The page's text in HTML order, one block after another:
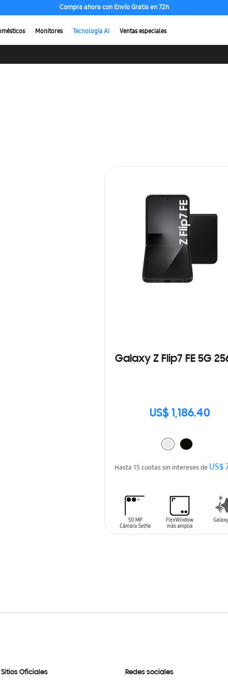
Compra ahora con Envío Gratis en 72h
Monitores Tecnología AI Ventas especiales
Galaxy Z Flip7 FE 5G
US$ 1,186.40
Hasta 15 cuotas sin intereses deUS$
Sitios Oficiales Redes sociales